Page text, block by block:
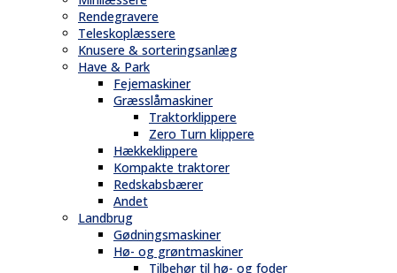
Rendegravere
Teleskoplæssere
Knusere & sorteringsanlæg
Have & Park
Fejemaskiner
Græsslåmaskiner
Traktorklippere
Zero Turn klippere
Hækkeklippere
Kompakte traktorer
Redskabsbærer
Andet
Landbrug
Gødningsmaskiner
Hø- og grøntmaskiner
Tilbehør til hø- og foder